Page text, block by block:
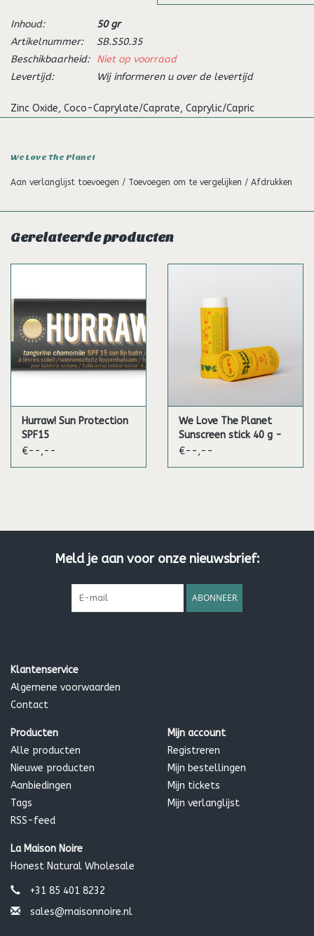
Inhoud:
50 gr
Artikelnummer:
SB.S50.35
Beschikbaarheid:
Niet op voorraad
Levertijd:
Wij informeren u over de levertijd
Zinc Oxide, Coco-Caprylate/Caprate, Caprylic/Capric
Polyhydroxystearic Acid, Parfum, Sorbitol/Sebacic Acid
Copolymer
Oil, Helianthus Annuus Seed Oil*, Limonene, Citral, Linalyl
Acetate, Linalool, Terpinolene, Terpineol, Geraniol, Pinene,
Alpha-Terpinene - *Organi
We Love The Planet
Aan verlanglijst toevoegen / Toevoegen om te vergelijken / Afdrukken
Gerelateerde producten
Hurraw! Sun Protection
SPF15
€--,--
We Love The Planet
Sunscreen stick 40 g -
SPF 50 (Vegan)
€--,--
Meld je aan voor onze nieuwsbrief:
ABONNEER
Klantenservice
Algemene voorwaarden
Contact
Producten
Alle producten
Nieuwe producten
Aanbiedingen
Tags
RSS-feed
Mijn account
Registreren
Mijn bestellingen
Mijn tickets
Mijn verlanglijst
La Maison Noire
Honest Natural Wholesale
+31 85 401 8232
sales@maisonnoire.nl